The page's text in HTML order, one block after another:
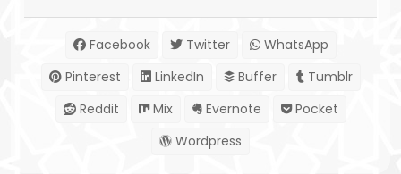
Facebook Twitter
WhatsApp
Pinterest
LinkedIn Buffer
Tumblr
Reddit
Mix Evernote
Pocket
Wordpress